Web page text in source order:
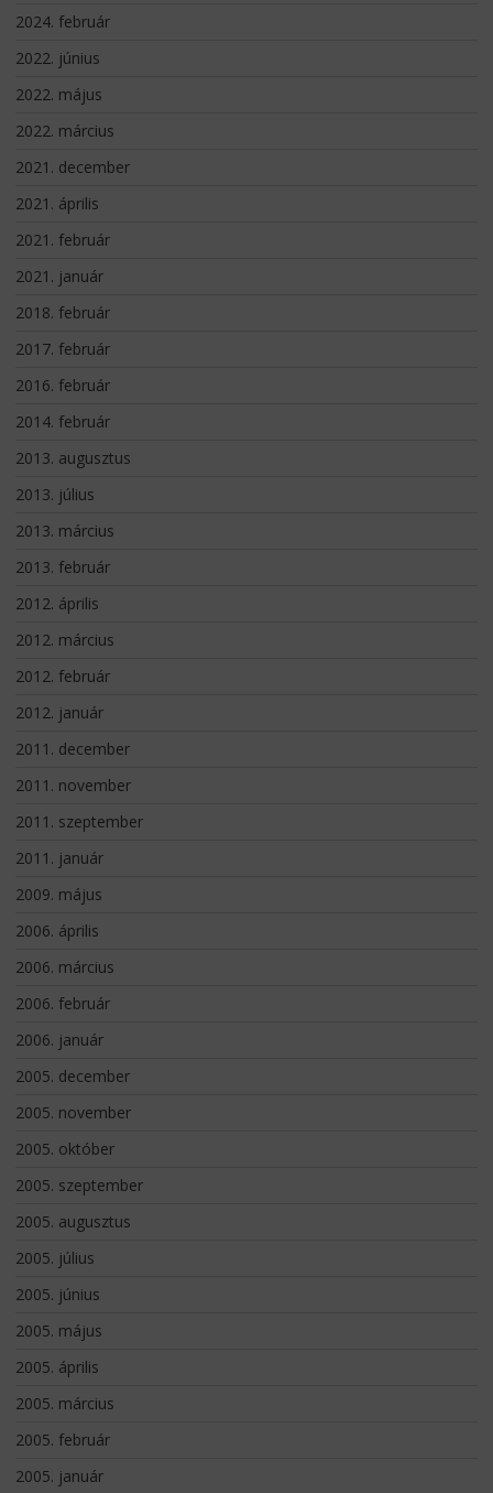
2024. február
2022. június
2022. május
2022. március
2021. december
2021. április
2021. február
2021. január
2018. február
2017. február
2016. február
2014. február
2013. augusztus
2013. július
2013. március
2013. február
2012. április
2012. március
2012. február
2012. január
2011. december
2011. november
2011. szeptember
2011. január
2009. május
2006. április
2006. március
2006. február
2006. január
2005. december
2005. november
2005. október
2005. szeptember
2005. augusztus
2005. július
2005. június
2005. május
2005. április
2005. március
2005. február
2005. január